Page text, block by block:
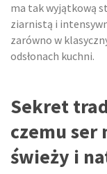
ma tak wyjątkową
ziarnistą i
zarówno w
odsłonach kuchni.
Sekret
czemu ser
świeży i